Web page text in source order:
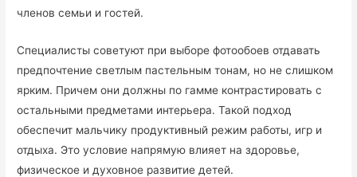
членов семьи и гостей.
Специалисты советуют при выборе фотообоев отдавать
предпочтение светлым пастельным тонам, но не слишком
ярким. Причем они должны по гамме контрастировать с
остальными предметами интерьера. Такой подход
обеспечит мальчику продуктивный режим работы, игр и
отдыха. Это условие напрямую влияет на здоровье,
физическое и духовное развитие детей.